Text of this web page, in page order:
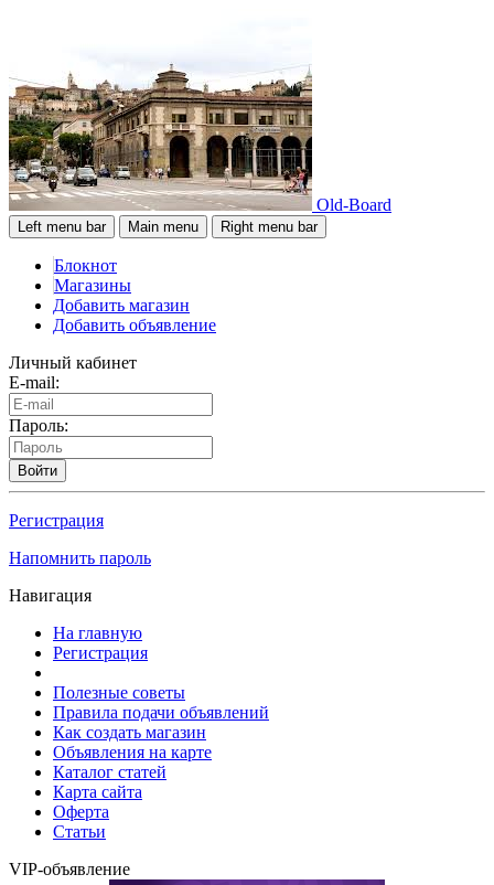
Old-Board
Left menu bar Main menu Right menu bar
Блокнот
Магазины
Добавить магазин
Добавить объявление
Личный кабинет
E-mail:
Пароль:
Войти
Регистрация
Напомнить пароль
Навигация
На главную
Регистрация
Полезные советы
Правила подачи объявлений
Как создать магазин
Объявления на карте
Каталог статей
Карта сайта
Оферта
Статьи
VIP-объявление